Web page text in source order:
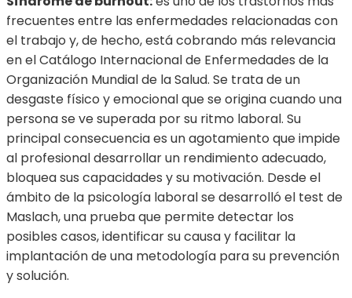
frecuentes entre las enfermedades relacionadas con
el trabajo y, de hecho, está cobrando más relevancia
en el Catálogo Internacional de Enfermedades de la
Organización Mundial de la Salud. Se trata de un
desgaste físico y emocional que se origina cuando una
persona se ve superada por su ritmo laboral. Su
principal consecuencia es un agotamiento que impide
al profesional desarrollar un rendimiento adecuado,
bloquea sus capacidades y su motivación. Desde el
ámbito de la psicología laboral se desarrolló el test de
Maslach, una prueba que permite detectar los
posibles casos, identificar su causa y facilitar la
implantación de una metodología para su prevención
y solución.